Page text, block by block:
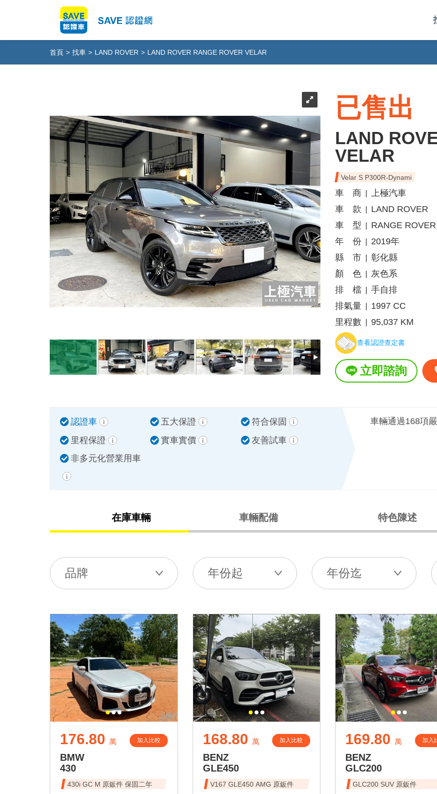
首頁 > 找車 > LAND ROVER > LAND ROVER RANGE ROVER VELAR
已售出
LAND
VELAR
Velar S P300R-Dynami
車 商
上極汽車
車 款
LAND ROVER
車 型
RANGE
年 份
2019年
縣 市
彰化縣
顏 色
灰色系
排 檔
手自排
排氣量
1997 CC
里程數
95,037 KM
查看認證查定書
立即諮詢
認證車 五大保證
符合保固
里程保證
實車實價
友善試車
非多元化營業用車
車輛通過168項
在庫車輛 車輛配備 特色陳述
176.80 萬 加入比較
BMW
430
430i GC M 原鈑件 保固二年
168.80 萬 加入比較
BENZ
GLE450
V167 GLE450 AMG 原鈑件
169.80 萬 加入
BENZ
GLC200
GLC200 SUV 原鈑件